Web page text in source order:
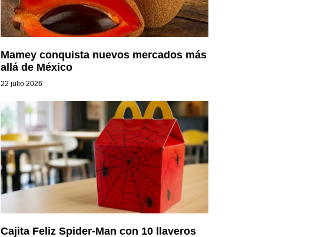
Mamey conquista nuevos mercados más
allá de México
22 julio 2026
Cajita Feliz Spider-Man con 10 llaveros